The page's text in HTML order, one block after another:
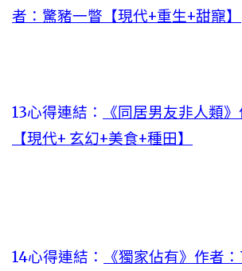
者：驚豬一瞥【現代+重生+甜寵】
13心得連結：
《同居男友非人類
【現代+ 玄幻+美食+種田】
14心得連結：
《獨家佔有》作者